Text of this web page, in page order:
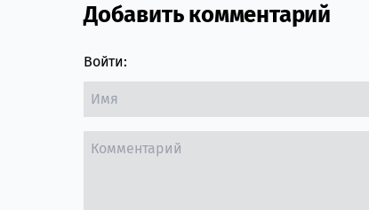
Добавить комментарий
Войти: